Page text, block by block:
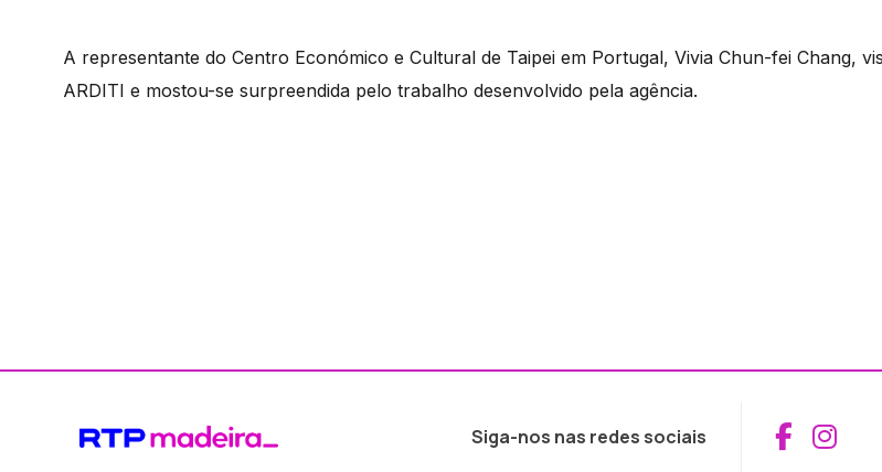
A representante do Centro Económico e Cultural de Taipei em Portugal, Vivia Chun-fei Chang,
ARDITI e mostou-se surpreendida pelo trabalho desenvolvido pela agência.
Siga-nos nas redes sociais